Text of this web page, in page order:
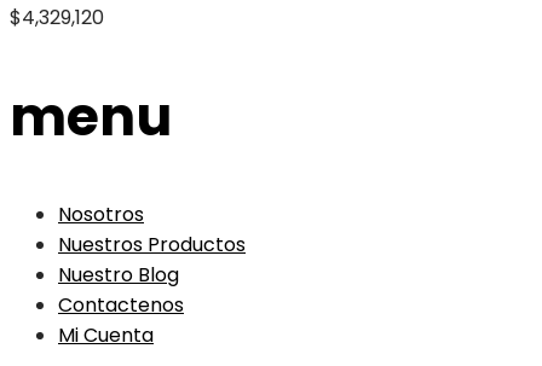
$4,329,120
menu
Nosotros
Nuestros Productos
Nuestro Blog
Contactenos
Mi Cuenta